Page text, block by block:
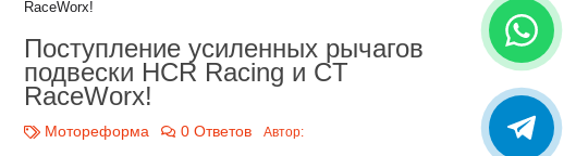
Поступление усиленных рычагов
подвески HCR Racing и CT
RaceWorx!
Мотореформа 0 Ответов Автор: